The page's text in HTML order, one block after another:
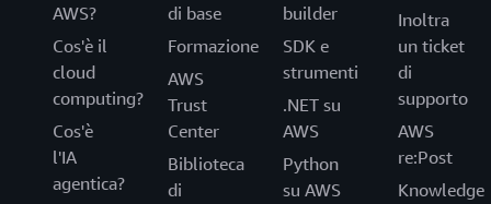
AWS?
Cos'è il
cloud
computing?
Cos'è
l'IA
agentica?
di base
Formazione
AWS
Trust
Center
Biblioteca
di
builder
SDK e
strumenti
.NET su
AWS
Python
su AWS
Inoltra
un ticket
di
supporto
AWS
re:Post
Knowledge